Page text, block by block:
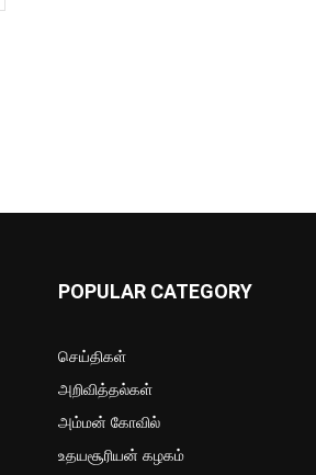
POPULAR CATEGORY
செய்திகள்
அறிவித்தல்கள்
அம்மன் கோவில்
உதயசூரியன் கழகம்